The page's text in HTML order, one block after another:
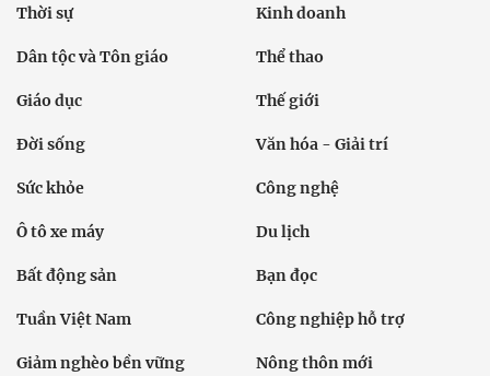
Thời sự Kinh doanh
Dân tộc và Tôn giáo Thể thao
Giáo dục Thế giới
Đời sống Văn hóa - Giải trí
Sức khỏe Công nghệ
Ô tô xe máy Du lịch
Bất động sản Bạn đọc
Tuần Việt Nam Công nghiệp hỗ trợ
Giảm nghèo bền vững Nông thôn mới